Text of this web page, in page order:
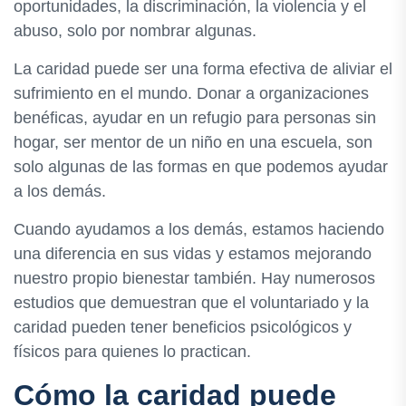
oportunidades, la discriminación, la violencia y el
abuso, solo por nombrar algunas.
La caridad puede ser una forma efectiva de aliviar el
sufrimiento en el mundo. Donar a organizaciones
benéficas, ayudar en un refugio para personas sin
hogar, ser mentor de un niño en una escuela, son
solo algunas de las formas en que podemos ayudar
a los demás.
Cuando ayudamos a los demás, estamos haciendo
una diferencia en sus vidas y estamos mejorando
nuestro propio bienestar también. Hay numerosos
estudios que demuestran que el voluntariado y la
caridad pueden tener beneficios psicológicos y
físicos para quienes lo practican.
Cómo la caridad puede